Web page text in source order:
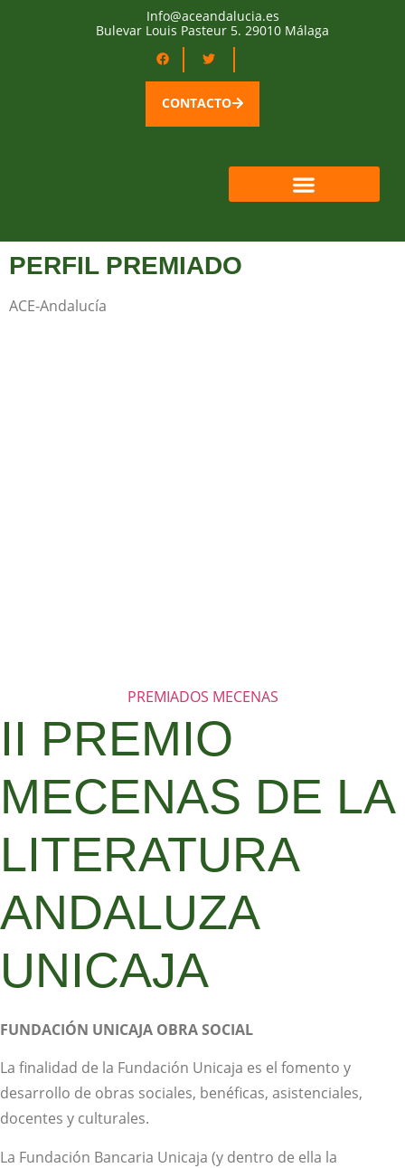
Info@aceandalucia.es
Bulevar Louis Pasteur 5. 29010 Málaga
CONTACTO
PERFIL PREMIADO
ACE-Andalucía
PREMIADOS MECENAS
II PREMIO
MECENAS DE LA
LITERATURA
ANDALUZA
UNICAJA
FUNDACIÓN UNICAJA OBRA SOCIAL
La finalidad de la Fundación Unicaja es el fomento y
desarrollo de obras sociales, benéficas, asistenciales,
docentes y culturales.
La Fundación Bancaria Unicaja (y dentro de ella la